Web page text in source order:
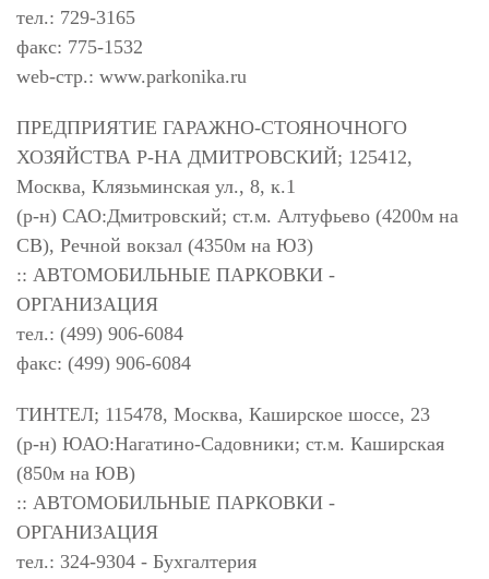
тел.: 729-3165
факс: 775-1532
web-стр.: www.parkonika.ru
ПРЕДПРИЯТИЕ ГАРАЖНО-СТОЯНОЧНОГО
ХОЗЯЙСТВА Р-НА ДМИТРОВСКИЙ; 125412,
Москва, Клязьминская ул., 8, к.1
(р-н) САО:Дмитровский; ст.м. Алтуфьево (4200м на
СВ), Речной вокзал (4350м на ЮЗ)
:: АВТОМОБИЛЬНЫЕ ПАРКОВКИ -
ОРГАНИЗАЦИЯ
тел.: (499) 906-6084
факс: (499) 906-6084
ТИНТЕЛ; 115478, Москва, Каширское шоссе, 23
(р-н) ЮАО:Нагатино-Садовники; ст.м. Каширская
(850м на ЮВ)
:: АВТОМОБИЛЬНЫЕ ПАРКОВКИ -
ОРГАНИЗАЦИЯ
тел.: 324-9304 - Бухгалтерия